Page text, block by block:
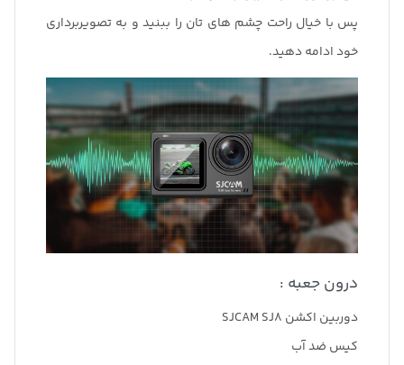
پس با خیال راحت چشم های تان را ببنید و به تصویربرداری
خود ادامه دهید.
درون جعبه :
دوربین اکشن SJCAM SJ8
کیس ضد آب